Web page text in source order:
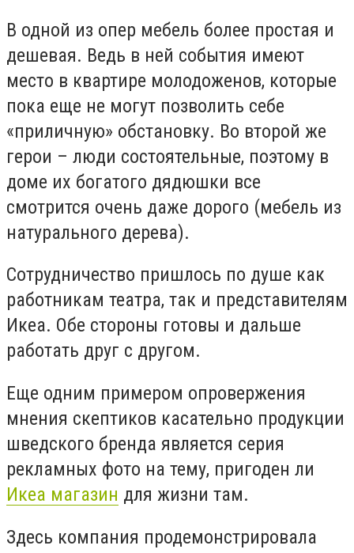
В одной из опер мебель более простая и
дешевая. Ведь в ней события имеют
место в квартире молодоженов, которые
пока еще не могут позволить себе
«приличную» обстановку. Во второй же
герои – люди состоятельные, поэтому в
доме их богатого дядюшки все
смотрится очень даже дорого (мебель из
натурального дерева).
Сотрудничество пришлось по душе как
работникам театра, так и представителям
Икеа. Обе стороны готовы и дальше
работать друг с другом.
Еще одним примером опровержения
мнения скептиков касательно продукции
шведского бренда является серия
рекламных фото на тему, пригоден ли
Икеа магазин для жизни там.
Здесь компания продемонстрировала